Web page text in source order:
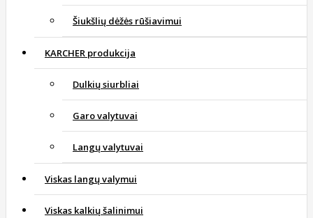
Šiukšlių dėžės rūšiavimui
KARCHER produkcija
Dulkių siurbliai
Garo valytuvai
Langų valytuvai
Viskas langų valymui
Viskas kalkių šalinimui